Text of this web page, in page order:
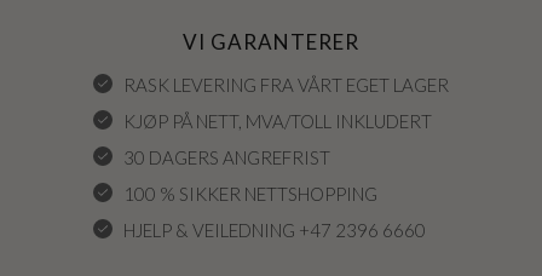
VI GARANTERER
RASK LEVERING FRA VÅRT EGET LAGER
KJØP PÅ NETT, MVA/TOLL INKLUDERT
30 DAGERS ANGREFRIST
100 % SIKKER NETTSHOPPING
HJELP & VEILEDNING +47 2396 6660